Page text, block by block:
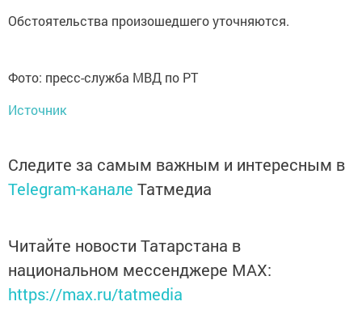
Обстоятельства произошедшего уточняются.
Фото: пресс-служба МВД по РТ
Источник
Следите за самым важным и интересным в
Telegram-канале Татмедиа
Читайте новости Татарстана в
национальном мессенджере MАХ:
https://max.ru/tatmedia